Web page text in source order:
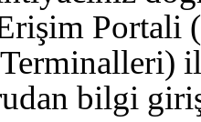
Portali
bilgi